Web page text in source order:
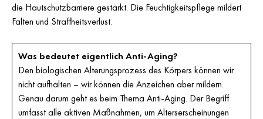
die Hautschutzbarriere gestärkt. Die Feuchtigkeitspflege mildert
Falten und Straffheitsverlust.
Was bedeutet eigentlich Anti-Aging?
Den biologischen Alterungsprozess des Körpers können wir
nicht aufhalten – wir können die Anzeichen aber mildern.
Genau darum geht es beim Thema Anti-Aging. Der Begriff
umfasst alle aktiven Maßnahmen, um Alterserscheinungen